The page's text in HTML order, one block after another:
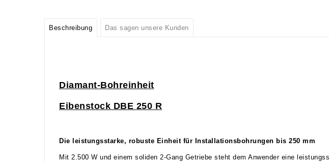
Beschreibung Das sagen unsere Kunden
Diamant-Bohreinheit
Eibenstock DBE 250 R
Die leistungsstarke, robuste Einheit für Installationsbohrungen bis 250 mm
Mit 2.500 W und einem soliden 2-Gang Getriebe steht dem Anwender eine